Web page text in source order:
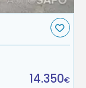
14.350€